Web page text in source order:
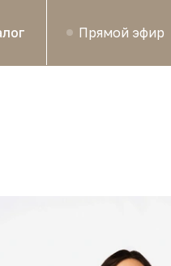
Прямой эфир